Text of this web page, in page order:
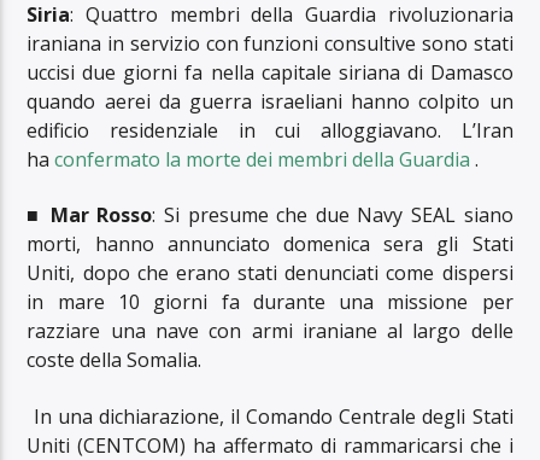
Siria: Quattro membri della Guardia rivoluzionaria
iraniana in servizio con funzioni consultive sono stati
uccisi due giorni fa nella capitale siriana di Damasco
quando aerei da guerra israeliani hanno colpito un
edificio residenziale in cui alloggiavano. L’Iran
haconfermato la morte dei membri della Guardia .
■ Mar Rosso: Si presume che due Navy SEAL siano
morti, hanno annunciato domenica sera gli Stati
Uniti, dopo che erano stati denunciati come dispersi
in mare 10 giorni fa durante una missione per
razziare una nave con armi iraniane al largo delle
coste della Somalia.
In una dichiarazione, il Comando Centrale degli Stati
Uniti (CENTCOM) ha affermato di rammaricarsi che i